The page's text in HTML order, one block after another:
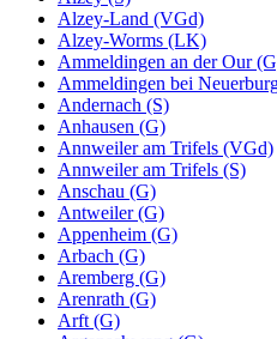
Alzey-Land (VGd)
Alzey-Worms (LK)
Ammeldingen an der Our
Ammeldingen bei
Andernach (S)
Anhausen (G)
Annweiler am Trifels (VGd)
Annweiler am Trifels (S)
Anschau (G)
Antweiler (G)
Appenheim (G)
Arbach (G)
Aremberg (G)
Arenrath (G)
Arft (G)